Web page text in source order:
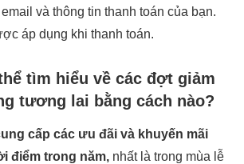
và thông tin thanh toán của bạn.
áp dụng khi thanh toán.
tìm hiểu về các đợt giảm
tương lai bằng cách nào?
cấp các ưu đãi và khuyến mãi
điểm trong năm, nhất là trong mùa lễ